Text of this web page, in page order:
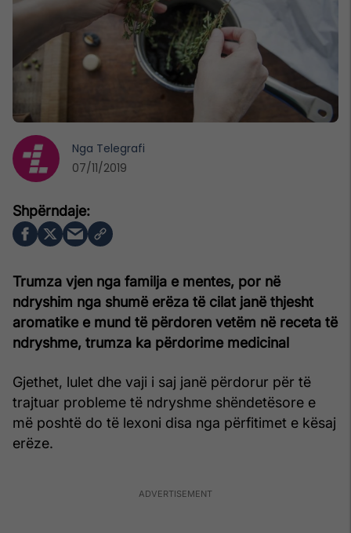
Trumza vjen nga familja e mentes, por në
ndryshim nga shumë erëza të cilat janë thjesht
aromatike e mund të përdoren vetëm në receta të
ndryshme, trumza ka përdorime medicinal
Gjethet, lulet dhe vaji i saj janë përdorur për të
trajtuar probleme të ndryshme shëndetësore e
më poshtë do të lexoni disa nga përfitimet e kësaj
erëze.
Nga Telegrafi
07/11/2019